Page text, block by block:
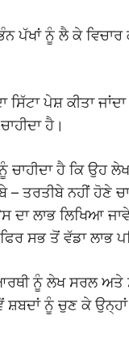
ਪੱਖਾਂ ਨੂੰ ਲੈ ਕੇ
ਸਿੱਟਾ ਪੇਸ਼ ਕੀਤਾ
ਹੈ।
ਚਾਹੀਦਾ ਹੈ ਕਿ ਉਹ
ਤਰਤੀਬੇ ਨਹੀਂ ਹੋਣੇ
ਦਾ ਲਾਭ ਲਿਖਿਆ
ਸਭ ਤੋਂ ਵੱਡਾ ਲਾਭ
ਨੂੰ ਲੇਖ ਸਰਲ ਅਤੇ
ਸ਼ਬਦਾਂ ਨੂੰ ਚੁਣ ਕੇ ਉਨ੍ਹਾਂ